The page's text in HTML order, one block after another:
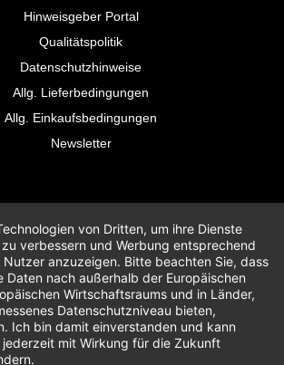
Hinweisgeber Portal
Qualitätspolitik
Datenschutzhinweise
Allg. Lieferbedingungen
Allg. Einkaufsbedingungen
Newsletter
von Dritten, um ihre Dienste
verbessern und Werbung entsprechend
anzuzeigen. Bitte beachten Sie, dass
Daten nach außerhalb der Europäischen
Wirtschaftsraums und in Länder,
Datenschutzniveau bieten,
Ich bin damit einverstanden und kann
jederzeit mit Wirkung für die Zukunft